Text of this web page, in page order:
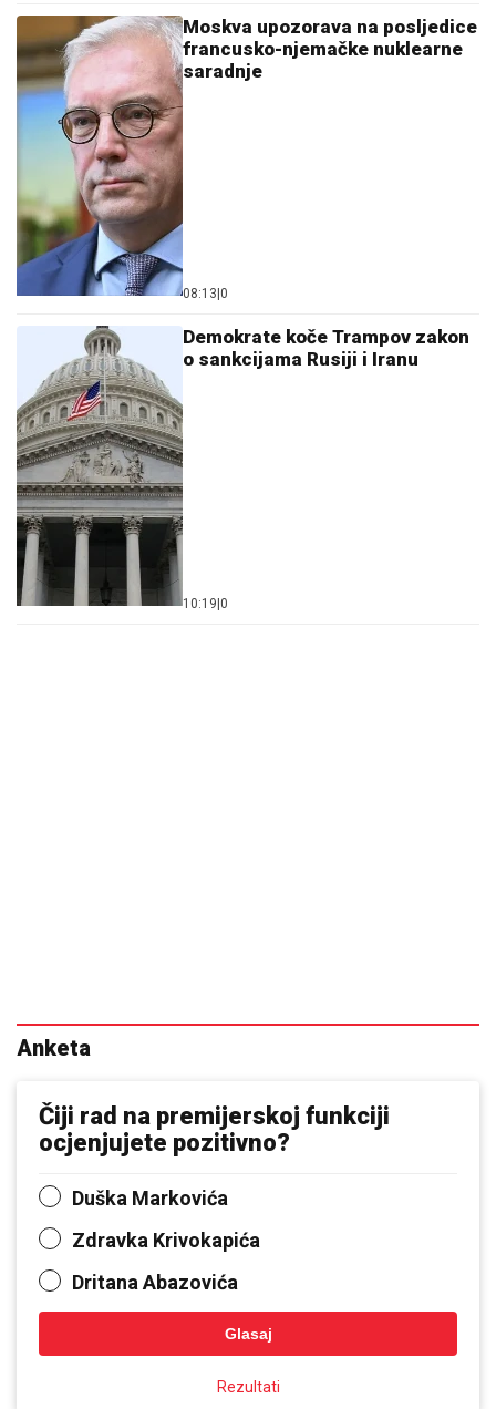
Moskva upozorava na posljedice
francusko-njemačke nuklearne
saradnje
08:13|0
Demokrate koče Trampov zakon
o sankcijama Rusiji i Iranu
10:19|0
Anketa
Čiji rad na premijerskoj funkciji
ocjenjujete pozitivno?
Duška Markovića
Zdravka Krivokapića
Dritana Abazovića
Glasaj
Rezultati